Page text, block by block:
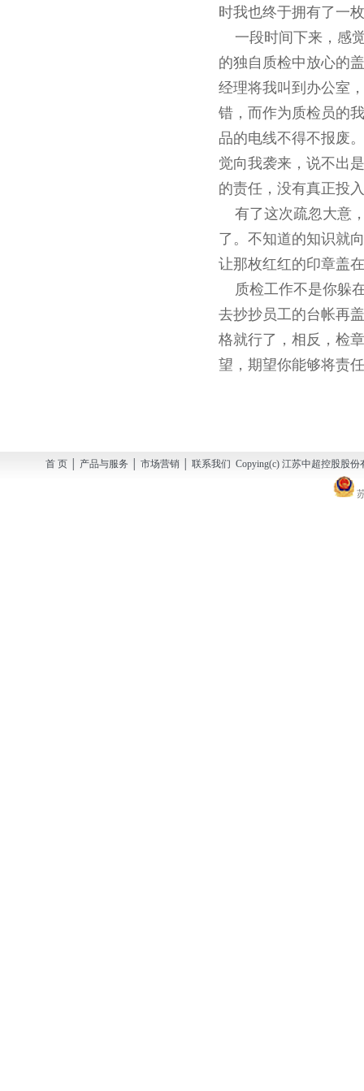
时我也终于拥有了一
一段时间下来，感
的独自质检中放心的
经理将我叫到办公室
错，而作为质检员的
品的电线不得不报废
觉向我袭来，说不出
的责任，没有真正投
有了这次疏忽大意
了。不知道的知识就
让那枚红红的印章盖
质检工作不是你躲
去抄抄员工的台帐再
格就行了，相反，检
望，期望你能够将责
首 页 │ 产品与服务 │ 市场营销 │ 联系我们 Copying(c) 江苏中超控股股